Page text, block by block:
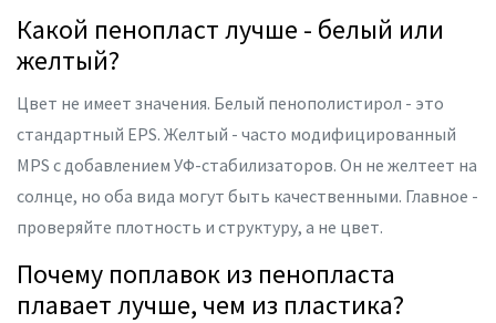
Какой пенопласт лучше - белый или
желтый?
Цвет не имеет значения. Белый пенополистирол - это
стандартный EPS. Желтый - часто модифицированный
MPS с добавлением УФ-стабилизаторов. Он не желтеет на
солнце, но оба вида могут быть качественными. Главное -
проверяйте плотность и структуру, а не цвет.
Почему поплавок из пенопласта
плавает лучше, чем из пластика?